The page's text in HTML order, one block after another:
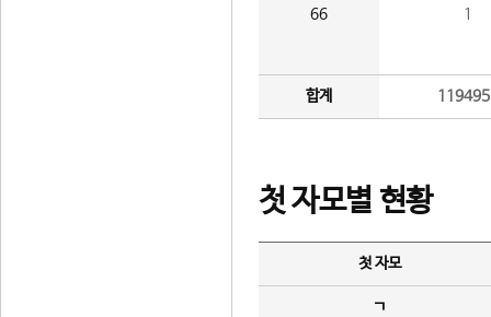
66 1
합계
첫 자모별 현황
첫 자모
ㄱ